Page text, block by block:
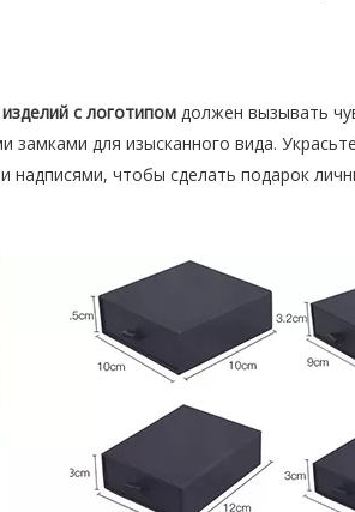
с логотипом должен вызывать
для изысканного вида.
надписями, чтобы сделать подарок